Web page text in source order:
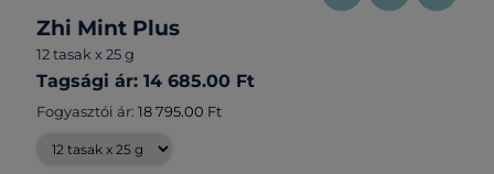
Zhi Mint Plus
12 tasak x 25 g
Tagsági ár: 14 685.00 Ft
Fogyasztói ár: 18 795.00 Ft